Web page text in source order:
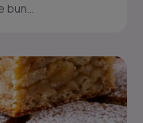
bun...